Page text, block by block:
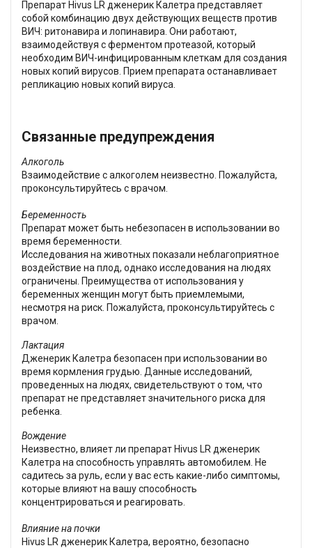
Препарат Hivus LR дженерик Калетра представляет
собой комбинацию двух действующих веществ против
ВИЧ: ритонавира и лопинавира. Они работают,
взаимодействуя с ферментом протеазой, который
необходим ВИЧ-инфицированным клеткам для создания
новых копий вирусов. Прием препарата останавливает
репликацию новых копий вируса.
Связанные предупреждения
Алкоголь
Взаимодействие с алкоголем неизвестно. Пожалуйста,
проконсультируйтесь с врачом.
Беременность
Препарат может быть небезопасен в использовании во
время беременности.
Исследования на животных показали неблагоприятное
воздействие на плод, однако исследования на людях
ограничены. Преимущества от использования у
беременных женщин могут быть приемлемыми,
несмотря на риск. Пожалуйста, проконсультируйтесь с
врачом.
Лактация
Дженерик Калетра безопасен при использовании во
время кормления грудью. Данные исследований,
проведенных на людях, свидетельствуют о том, что
препарат не представляет значительного риска для
ребенка.
Вождение
Неизвестно, влияет ли препарат Hivus LR дженерик
Калетра на способность управлять автомобилем. Не
садитесь за руль, если у вас есть какие-либо симптомы,
которые влияют на вашу способность
концентрироваться и реагировать.
Влияние на почки
Hivus LR дженерик Калетра, вероятно, безопасно